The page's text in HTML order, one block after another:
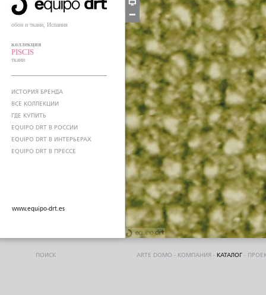
обои и ткани, Испания
коллекция
PISCIS
ткани
ИСТОРИЯ БРЕНДА
ВСЕ КОЛЛЕКЦИИ
ГДЕ КУПИТЬ
EQUIPO DRT В РОССИИ
EQUIPO DRT В ИНТЕРЬЕРАХ
EQUIPO DRT В ПРЕССЕ
www.equipo-drt.es
ПОИСК ARTE DOMO - КОМПАНИЯ - КАТАЛОГ -